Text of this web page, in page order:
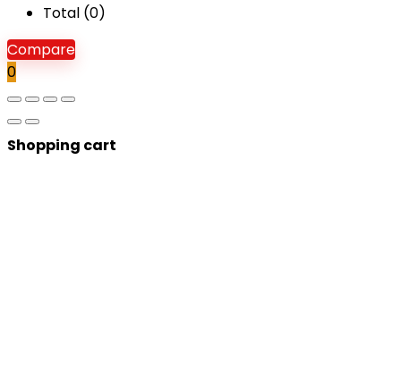
Total (0)
Compare
0
Shopping cart